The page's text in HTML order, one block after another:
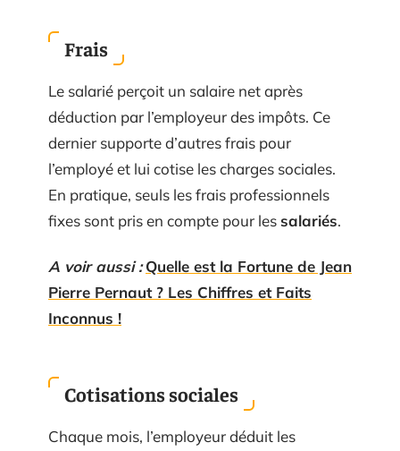
Frais
Le salarié perçoit un salaire net après
déduction par l’employeur des impôts. Ce
dernier supporte d’autres frais pour
l’employé et lui cotise les charges sociales.
En pratique, seuls les frais professionnels
fixes sont pris en compte pour lessalariés.
A voir aussi : Quelle est la Fortune de Jean
Pierre Pernaut ? Les Chiffres et Faits
Inconnus !
Cotisations sociales
Chaque mois, l’employeur déduit les